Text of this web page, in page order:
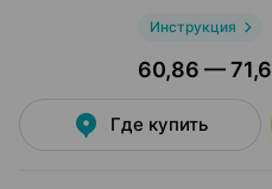
Инструкция
60,86 —
Где купить